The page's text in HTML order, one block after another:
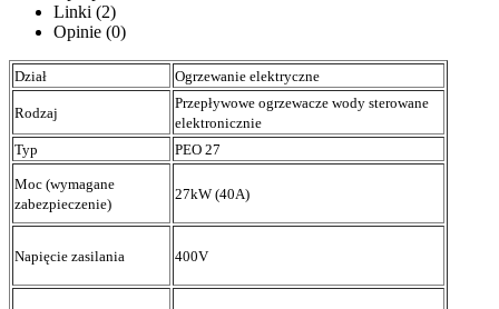
Linki (2)
Opinie (0)
Dział Ogrzewanie elektryczne
Rodzaj
Przepływowe ogrzewacze wody sterowane
elektronicznie
Typ
PEO 27
Moc (wymagane
zabezpieczenie)
27kW (40A)
Napięcie zasilania 400V